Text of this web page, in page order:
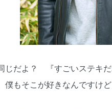
じだよ？ 『すごいステキ
もそこが好きなんですけど